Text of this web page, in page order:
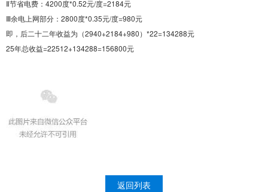
Ⅱ节省电费：4200度*0.52元/度=2184元
Ⅲ余电上网部分：2800度*0.35元/度=980元
即，后二十二年收益为（2940+2184+980）*22=134288元
25年总收益=22512+134288=156800元
返回列表